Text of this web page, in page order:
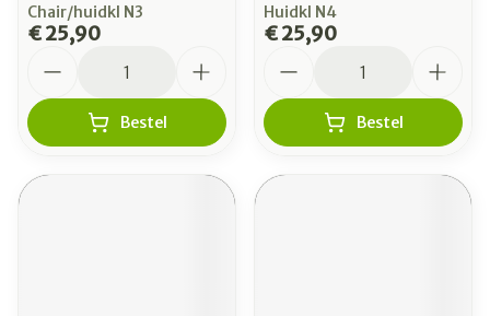
Chair/huidkl N3
€ 25,90
Bestel
Huidkl N4
€ 25,90
Bestel